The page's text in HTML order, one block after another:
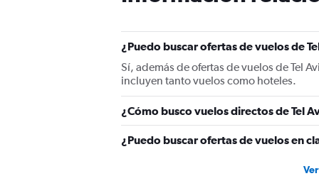
values.
Range:
0
to
1200.
¿Puedo buscar ofertas de vuelos de
Sí, además de ofertas de vuelos de Tel
incluyen tanto vuelos como hoteles.
¿Cómo busco vuelos directos de Tel
¿Puedo buscar ofertas de vuelos en